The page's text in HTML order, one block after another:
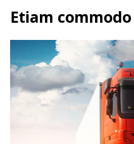
Etiam